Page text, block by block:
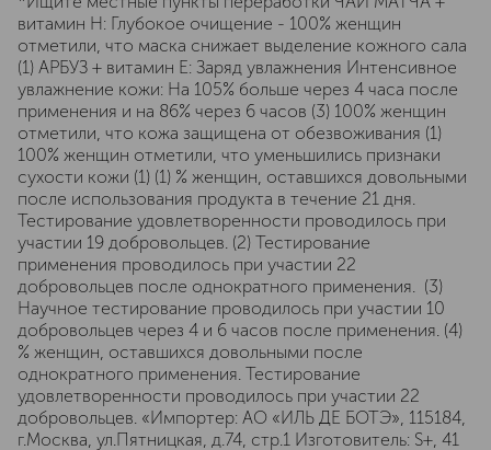
витамин H: Глубокое очищение - 100% женщин
отметили, что маска снижает выделение кожного сала
(1) АРБУЗ + витамин E: Заряд увлажнения Интенсивное
увлажнение кожи: На 105% больше через 4 часа после
применения и на 86% через 6 часов (3) 100% женщин
отметили, что кожа защищена от обезвоживания (1)
100% женщин отметили, что уменьшились признаки
сухости кожи (1) (1) % женщин, оставшихся довольными
после использования продукта в течение 21 дня.
Тестирование удовлетворенности проводилось при
участии 19 добровольцев. (2) Тестирование
применения проводилось при участии 22
добровольцев после однократного применения. (3)
Научное тестирование проводилось при участии 10
добровольцев через 4 и 6 часов после применения. (4)
% женщин, оставшихся довольными после
однократного применения. Тестирование
удовлетворенности проводилось при участии 22
добровольцев. «Импортер: АО «ИЛЬ ДЕ БОТЭ», 115184,
г.Москва, ул.Пятницкая, д.74, стр.1 Изготовитель: S+, 41